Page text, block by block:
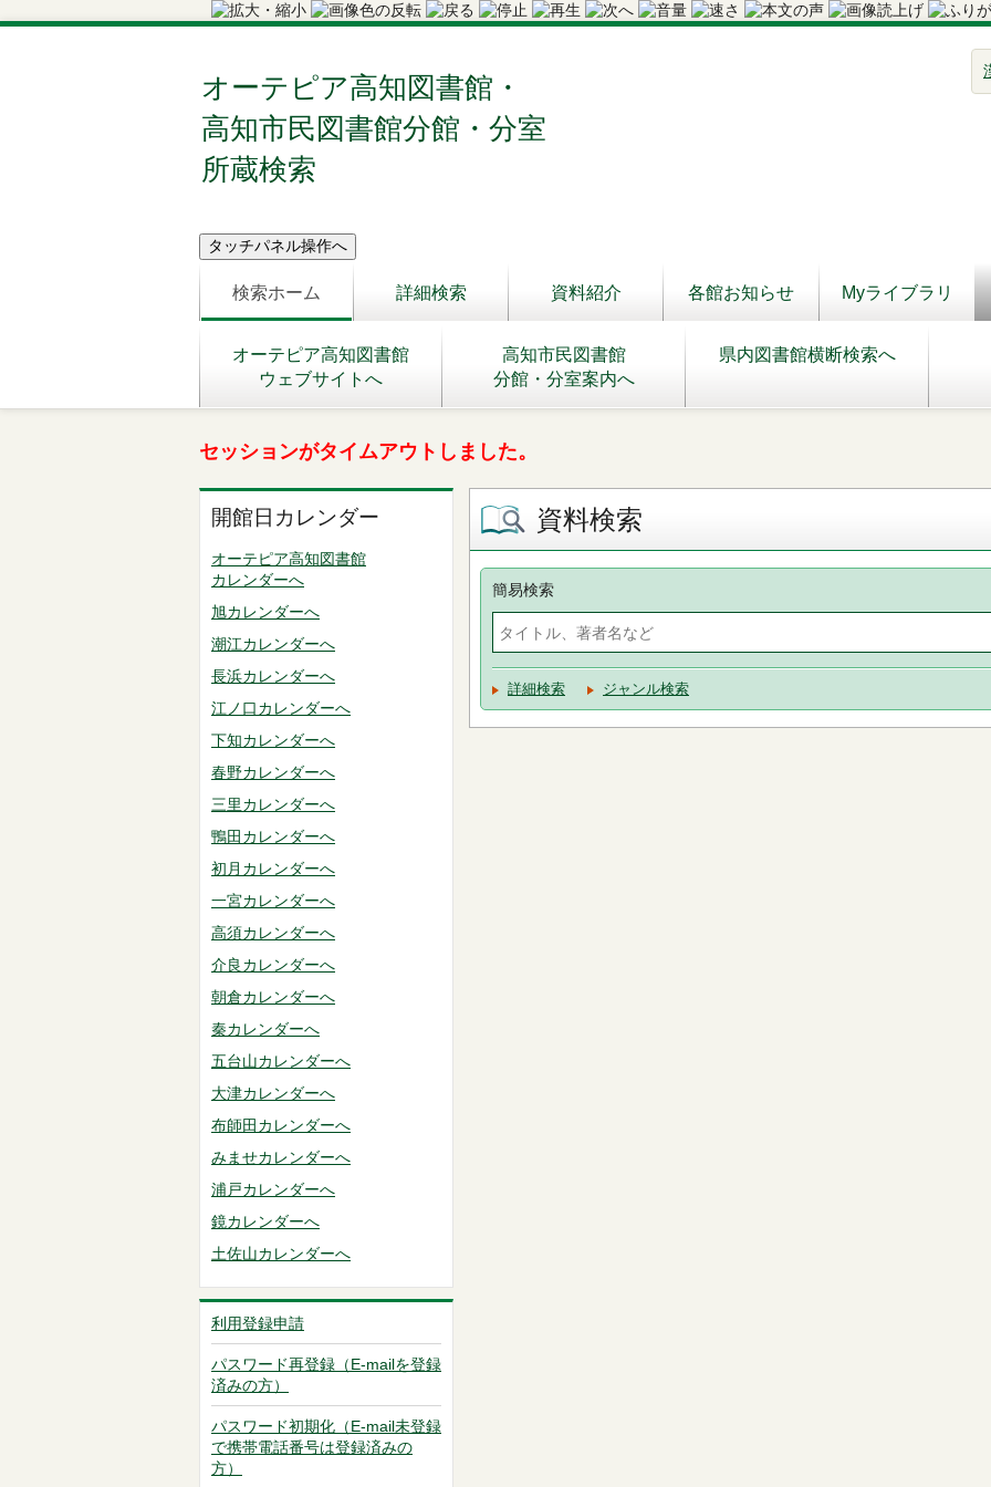
オーテピア高知図書館・
高知市民図書館分館・分室
所蔵検索
検索ホーム 詳細検索 資料紹介 各館お知らせ Myライブラリ
オーテピア高知図書館
ウェブサイトへ
高知市民図書館
分館・分室案内へ
県内図書館横断検索へ
セッションがタイムアウトしました。
開館日カレンダー
オーテピア高知図書館
カレンダーへ
旭カレンダーへ
潮江カレンダーへ
長浜カレンダーへ
江ノ口カレンダーへ
下知カレンダーへ
春野カレンダーへ
三里カレンダーへ
鴨田カレンダーへ
初月カレンダーへ
一宮カレンダーへ
高須カレンダーへ
介良カレンダーへ
朝倉カレンダーへ
秦カレンダーへ
五台山カレンダーへ
大津カレンダーへ
布師田カレンダーへ
みませカレンダーへ
浦戸カレンダーへ
鏡カレンダーへ
土佐山カレンダーへ
利用登録申請
パスワード再登録（E-mailを登録
済みの方）
パスワード初期化（E-mail未登録
で携帯電話番号は登録済みの
方）
資料検索
簡易検索
詳細検索 ジャンル検索